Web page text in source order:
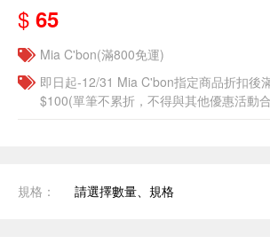
$ 65
Mia C'bon(滿800免運)
即日起-12/31 Mia C'bon指定商品折扣後
$100(單筆不累折，不得與其他優惠活動
規格： 請選擇數量、規格